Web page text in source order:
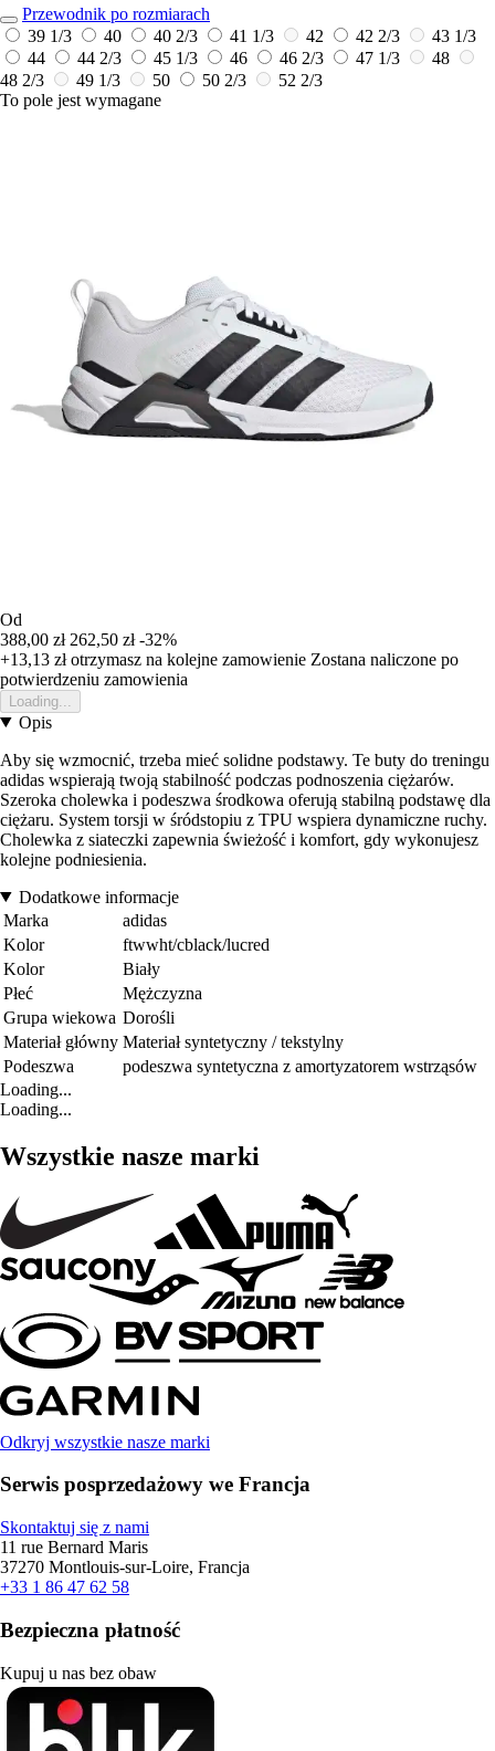
Przewodnik po rozmiarach
39 1/3
40 40 2/3 41 1/3 42 42 2/3
43 1/3
44
44 2/3 45 1/3 46 46 2/3 47 1/3
48
48 2/3
49 1/3 50 50 2/3
52 2/3
To pole jest wymagane
Od
388,00 zł 262,50 zł -32%
+13,13 złotrzymasz na kolejne zamowienie Zostana naliczone po
potwierdzeniu zamowienia
Loading...
Opis
Aby się wzmocnić, trzeba mieć solidne podstawy. Te buty do treningu
adidas wspierają twoją stabilność podczas podnoszenia ciężarów.
Szeroka cholewka i podeszwa środkowa oferują stabilną podstawę dla
ciężaru. System torsji w śródstopiu z TPU wspiera dynamiczne ruchy.
Cholewka z siateczki zapewnia świeżość i komfort, gdy wykonujesz
kolejne podniesienia.
Dodatkowe informacje
Marka
adidas
Kolor
ftwwht/cblack/lucred
Kolor
Biały
Płeć
Mężczyzna
Grupa wiekowa Dorośli
Materiał główny Materiał syntetyczny / tekstylny
Podeszwa
podeszwa syntetyczna z amortyzatorem wstrząsów
Loading...
Loading...
Wszystkie nasze marki
Odkryj wszystkie nasze marki
Serwis posprzedażowy we Francja
Skontaktuj się z nami
11 rue Bernard Maris
37270 Montlouis-sur-Loire, Francja
+33 1 86 47 62 58
Bezpieczna płatność
Kupuj u nas bez obaw